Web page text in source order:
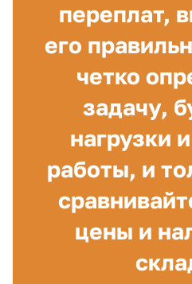
переплат,
его
четко
задачу,
нагрузки
работы, и
цены и